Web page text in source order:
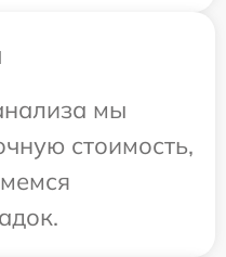
мы
стоимость,